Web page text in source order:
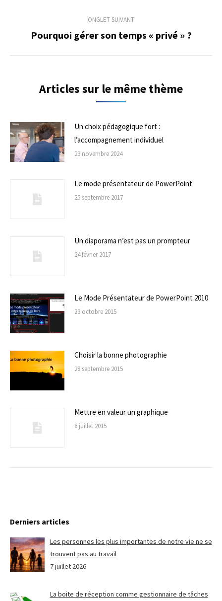
commentaireONGLET SUIVANT
Onglet
Pourquoi gérer son temps « privé » ?
Articles sur le même thème
Un choix pédagogique fort :
l’accompagnement individuel
23 novembre 2024
Le mode présentateur de PowerPoint
25 septembre 2017
Un diaporama n’est pas un prompteur
24 février 2017
Le Mode Présentateur de PowerPoint 2010
23 octobre 2015
Choisir la bonne photographie
28 septembre 2015
Mettre en valeur un graphique
6 juillet 2015
Derniers articles
Les personnes les plus importantes de notre vie ne se
trouvent pas au travail
7 juillet 2026
La boite de réception comme gestionnaire de tâches